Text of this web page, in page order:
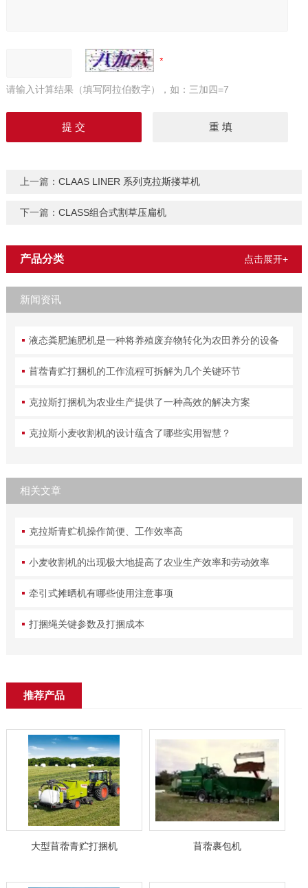
请输入计算结果（填写阿拉伯数字），如：三加四=7
上一篇： CLAAS LINER 系列克拉斯搂草机
下一篇： CLASS组合式割草压扁机
产品分类 点击展开+
新闻资讯
液态粪肥施肥机是一种将养殖废弃物转化为农田养分的设备
苜蓿青贮打捆机的工作流程可拆解为几个关键环节
克拉斯打捆机为农业生产提供了一种高效的解决方案
克拉斯小麦收割机的设计蕴含了哪些实用智慧？
相关文章
克拉斯青贮机操作简便、工作效率高
小麦收割机的出现极大地提高了农业生产效率和劳动效率
牵引式摊晒机有哪些使用注意事项
打捆绳关键参数及打捆成本
推荐产品
大型苜蓿青贮打捆机 苜蓿裹包机